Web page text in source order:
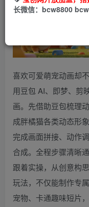
喜欢可爱萌宠动画却
用豆包 AI、即梦、剪
画。先借助豆包梳理
成胖橘猫各类动态形
完成画面拼接、动作
合成。全程步骤清晰
跟着实操，从创意构
玩法，不仅能制作专
宠物、卡通趣味短片
长微信：bcw8800